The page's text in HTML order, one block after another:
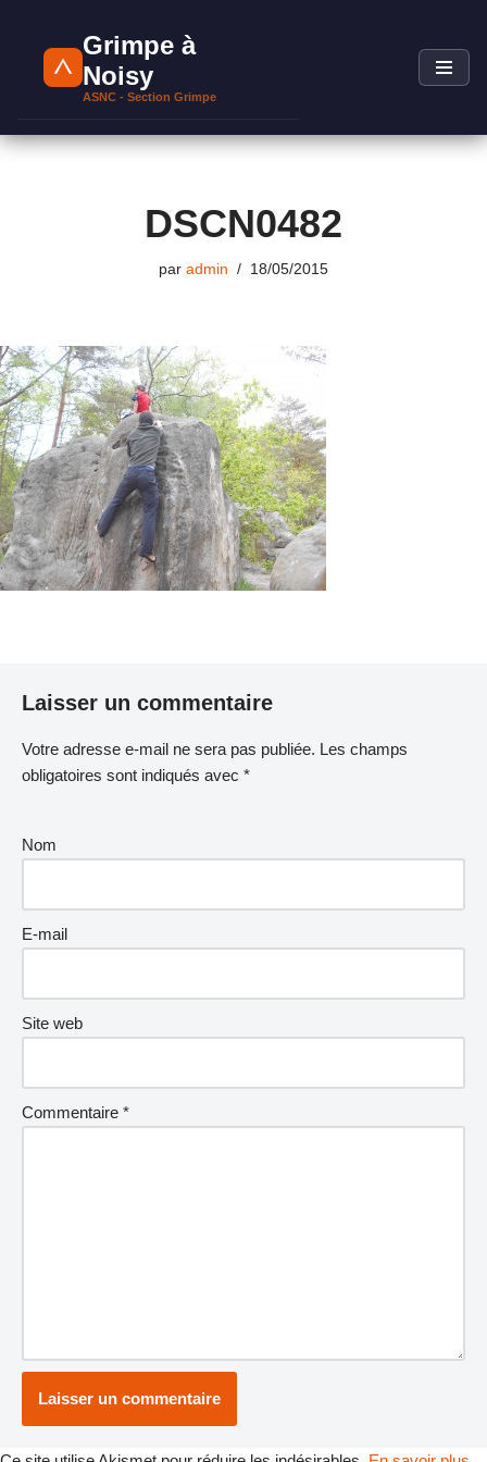
Aller
Grimpe à
Noisy
ASNC - Section Grimpe
DSCN0482
par admin 18/05/2015
Laisser un commentaire
Votre adresse e-mail ne sera pas publiée. Les champs
obligatoires sont indiqués avec *
Nom
E-mail
Site web
Commentaire *